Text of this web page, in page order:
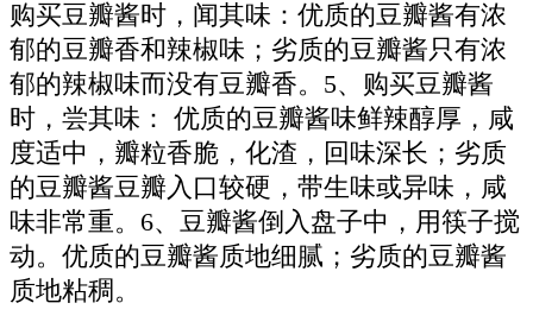
购买豆瓣酱时，闻其味：优质的豆瓣酱有浓
郁的豆瓣香和辣椒味；劣质的豆瓣酱只有浓
郁的辣椒味而没有豆瓣香。5、购买豆瓣酱
时，尝其味： 优质的豆瓣酱味鲜辣醇厚，咸
度适中，瓣粒香脆，化渣，回味深长；劣质
的豆瓣酱豆瓣入口较硬，带生味或异味，咸
味非常重。6、豆瓣酱倒入盘子中，用筷子搅
动。优质的豆瓣酱质地细腻；劣质的豆瓣酱
质地粘稠。